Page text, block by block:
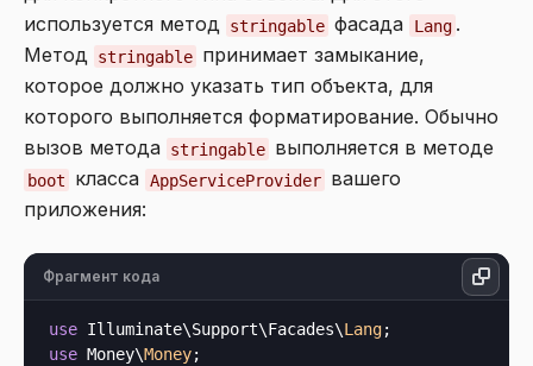
используется метод stringable фасада Lang .
Метод stringable принимает замыкание,
которое должно указать тип объекта, для
которого выполняется форматирование. Обычно
вызов метода stringable выполняется в методе
boot класса AppServiceProvider вашего
приложения:
Фрагмент кода
use Illuminate\Support\Facades\Lang
use Money\Money;